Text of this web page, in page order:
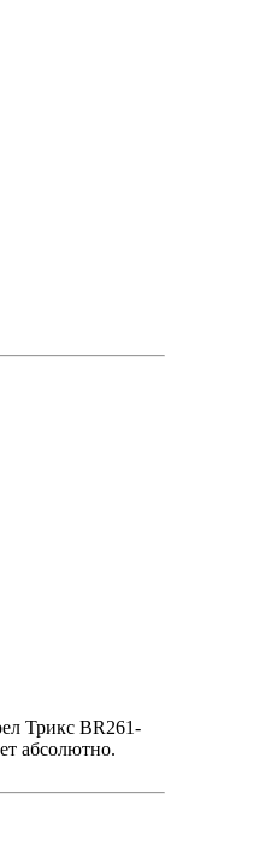
Трикс BR261-
абсолютно.